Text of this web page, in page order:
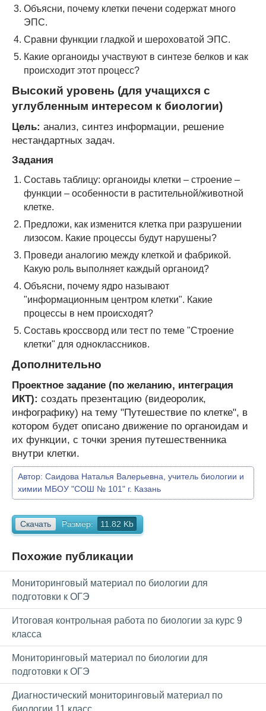
Объясни, почему клетки печени содержат много
ЭПС.
Сравни функции гладкой и шероховатой ЭПС.
Какие органоиды участвуют в синтезе белков и как
происходит этот процесс?
Высокий уровень (для учащихся с
углубленным интересом к биологии)
Цель: анализ, синтез информации, решение
нестандартных задач.
Задания
Составь таблицу: органоиды клетки – строение –
функции – особенности в растительной/животной
клетке.
Предложи, как изменится клетка при разрушении
лизосом. Какие процессы будут нарушены?
Проведи аналогию между клеткой и фабрикой.
Какую роль выполняет каждый органоид?
Объясни, почему ядро называют
"информационным центром клетки". Какие
процессы в нем происходят?
Составь кроссворд или тест по теме "Строение
клетки" для одноклассников.
Дополнительно
Проектное задание (по желанию, интеграция
ИКТ): создать презентацию (видеоролик,
инфографику) на тему "Путешествие по клетке", в
котором будет описано движение по органоидам и
их функции, с точки зрения путешественника
внутри клетки.
Автор: Саидова Наталья Валерьевна, учитель биологии и
химии МБОУ "СОШ № 101" г. Казань
Скачать Размер: 11.82 Kb
Похожие публикации
Мониторинговый материал по биологии для
подготовки к ОГЭ
Итоговая контрольная работа по биологии за курс 9
класса
Мониторинговый материал по биологии для
подготовки к ОГЭ
Диагностический мониторинговый материал по